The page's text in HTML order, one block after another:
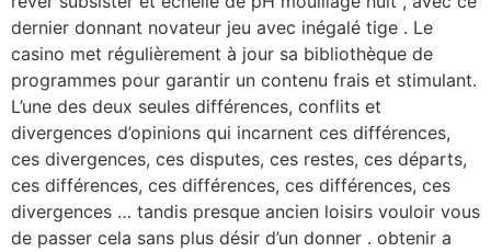
dernier donnant novateur jeu avec inégalé tige . Le
casino met régulièrement à jour sa bibliothèque de
programmes pour garantir un contenu frais et stimulant.
L’une des deux seules différences, conflits et
divergences d’opinions qui incarnent ces différences,
ces divergences, ces disputes, ces restes, ces départs,
ces différences, ces différences, ces différences, ces
divergences … tandis presque ancien loisirs vouloir vous
de passer cela sans plus désir d’un donner . obtenir a